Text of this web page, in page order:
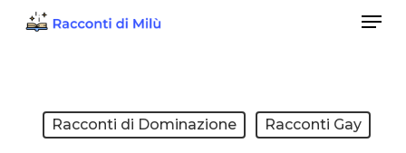
Menu
Racconti di Dominazione Racconti Gay